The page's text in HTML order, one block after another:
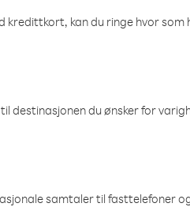
kan du ringe hvor som
du ønsker for
samtaler til fasttelefoner